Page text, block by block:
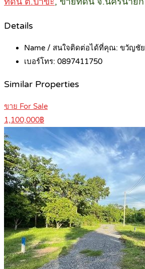
Details
Name / สนใจติดต่อได้ที่คุณ: ขวัญชัย
เบอร์โทร: 0897411750
Similar Properties
ขาย For Sale
1,100,000฿